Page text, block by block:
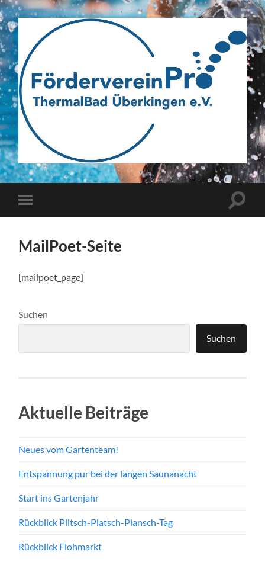
Webseite
des
Fördervereins
Menü
MailPoet-Seite
[mailpoet_page]
Suchen
Suchen
Aktuelle Beiträge
Neues vom Gartenteam!
Entspannung pur bei der langen Saunanacht
Start ins Gartenjahr
Rückblick Plitsch-Platsch-Plansch-Tag
Rückblick Flohmarkt